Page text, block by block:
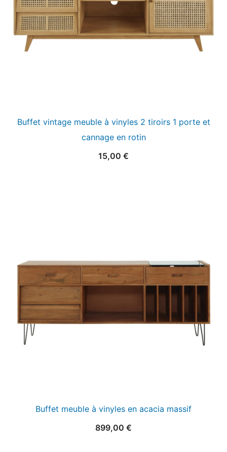
Buffet vintage meuble à vinyles 2 tiroirs 1 porte et
cannage en rotin
15,00 €
Buffet meuble à vinyles en acacia massif
899,00 €